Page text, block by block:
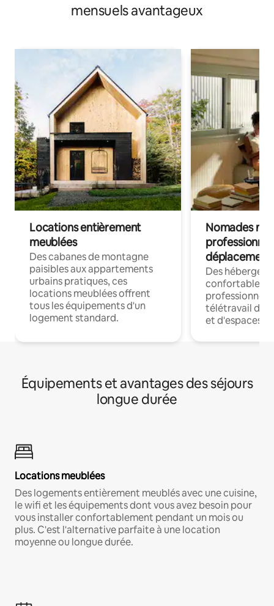
mensuels avantageux
Locations entièrement
meublées
Des cabanes de montagne
paisibles aux appartements
urbains pratiques, ces
locations meublées offrent
tous les équipements d'un
logement standard.
Nomades
déplacement
Des
confortables
professionnels
télétravail
et d'espaces
Équipements et avantages des séjours
longue durée
Locations meublées
Des logements entièrement meublés avec une cuisine,
le wifi et les équipements dont vous avez besoin pour
vous installer confortablement pendant un mois ou
plus. C'est l'alternative parfaite à une location
moyenne ou longue durée.